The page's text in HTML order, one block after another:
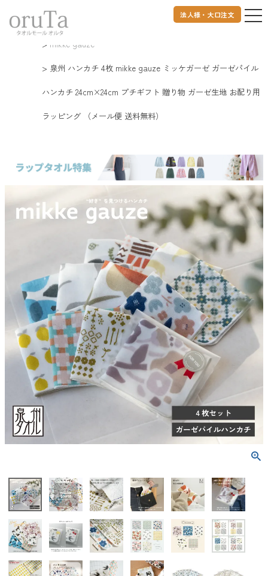
法人様・大口注文
トップページ
泉州産タオルハンカチ
mikke gauze
泉州 ハンカチ 4枚 mikke gauze ミッケガーゼ ガーゼパイル
ハンカチ 24cm×24cm プチギフト 贈り物 ガーゼ生地 お配り用
ラッピング （メール便 送料無料）